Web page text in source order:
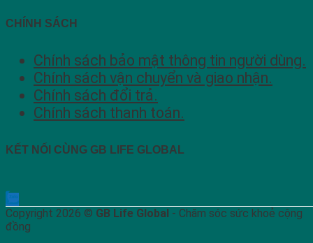
CHÍNH SÁCH
Chính sách bảo mật thông tin người dùng.
Chính sách vận chuyển và giao nhận.
Chính sách đổi trả.
Chính sách thanh toán.
KẾT NỐI CÙNG GB LIFE GLOBAL
Copyright 2026 © GB Life Global - Chăm sóc sức khoẻ cộng
đồng